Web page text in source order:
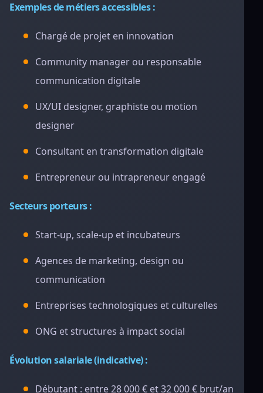
Exemples de métiers accessibles :
Chargé de projet en innovation
Community manager ou responsable
communication digitale
UX/UI designer, graphiste ou motion
designer
Consultant en transformation digitale
Entrepreneur ou intrapreneur engagé
Secteurs porteurs :
Start-up, scale-up et incubateurs
Agences de marketing, design ou
communication
Entreprises technologiques et culturelles
ONG et structures à impact social
Évolution salariale (indicative) :
Débutant : entre 28 000 € et 32 000 € brut/an